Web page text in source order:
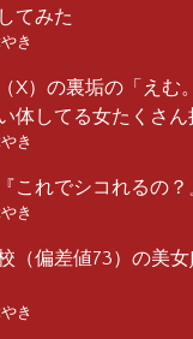
てみた
き
X）の裏垢の「えむ
体してる女たくさん
き
れでシコれるの？
き
（偏差値73）の美女
き